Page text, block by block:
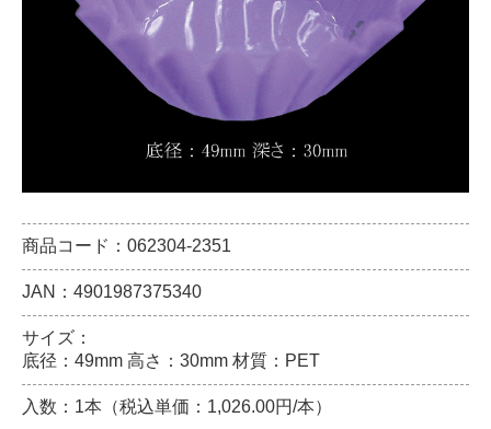
商品コード：062304-2351
JAN：4901987375340
サイズ：
底径：49mm 高さ：30mm 材質：PET
入数：1本（税込単価：1,026.00円/本）